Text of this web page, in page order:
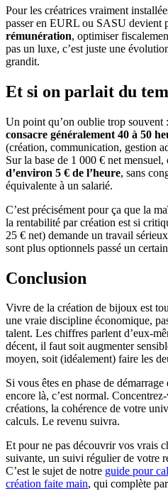
Pour les créatrices vraiment
passer en EURL ou SASU devient
rémunération, optimiser
pas un luxe, c’est juste une
grandit.
Et si on parlait du
Un point qu’on oublie trop souvent
consacre généralement 40 à 50
(création, communication, gestion
Sur la base de 1 000 € net mensuel,
d’environ 5 € de l’heure, sans
équivalente à un salarié.
C’est précisément pour ça que la
la rentabilité par création est si
25 € net) demande un travail
sont plus optionnels passé un
Conclusion
Vivre de la création de bijoux est
une vraie discipline économique,
talent. Les chiffres parlent d’eux-
décent, il faut soit augmenter
moyen, soit (idéalement) faire les
Si vous êtes en phase de
encore là, c’est normal.
créations, la cohérence de votre
calculs. Le revenu suivra.
Et pour ne pas découvrir vos vrais
suivante, un suivi régulier de votre
C’est le sujet de notre guide pour
création faite main, qui complète